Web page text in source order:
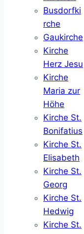
Busdorfki
rche
Gaukirche
Kirche
Herz Jesu
Kirche
Maria zur
Höhe
Kirche St.
Bonifatius
Kirche St.
Elisabeth
Kirche St.
Georg
Kirche St.
Hedwig
Kirche St.